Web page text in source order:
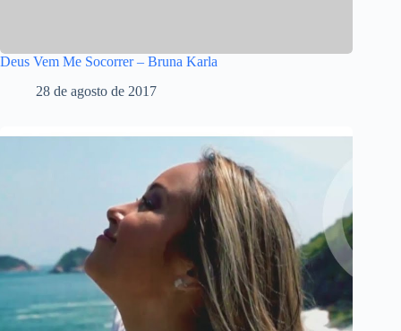
Deus Vem Me Socorrer – Bruna Karla
28 de agosto de 2017